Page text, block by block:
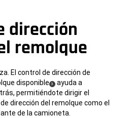
dirección
remolque
El control de dirección de
disponible (
Disclosure
3 ) ayuda a
permitiéndote dirigir el
dirección del remolque como el
de la camioneta.